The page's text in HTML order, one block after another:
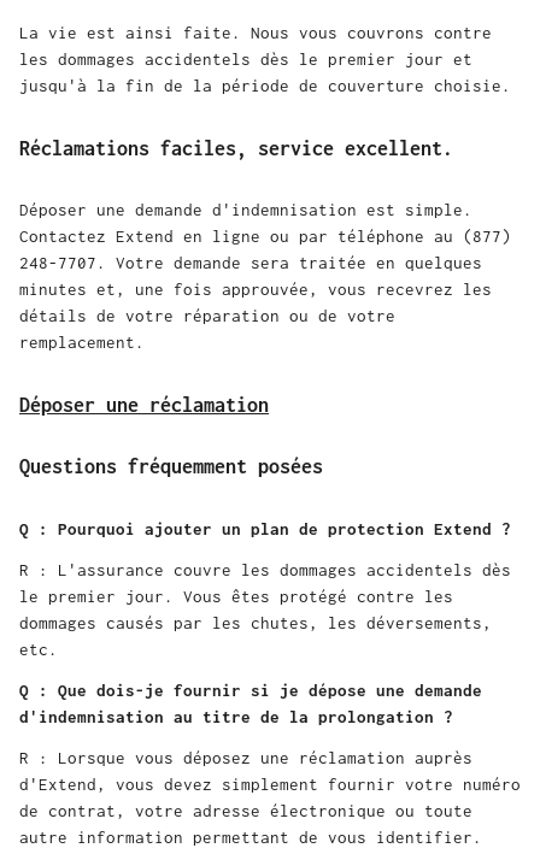
La vie est ainsi faite. Nous vous couvrons contre
les dommages accidentels dès le premier jour et
jusqu'à la fin de la période de couverture choisie.
Réclamations faciles, service excellent.
Déposer une demande d'indemnisation est simple.
Contactez Extend en ligne ou par téléphone au (877)
248-7707. Votre demande sera traitée en quelques
minutes et, une fois approuvée, vous recevrez les
détails de votre réparation ou de votre
remplacement.
Déposer une réclamation
Questions fréquemment posées
Q : Pourquoi ajouter un plan de protection Extend ?
R : L'assurance couvre les dommages accidentels dès
le premier jour. Vous êtes protégé contre les
dommages causés par les chutes, les déversements,
etc.
Q : Que dois-je fournir si je dépose une demande
d'indemnisation au titre de la prolongation ?
R : Lorsque vous déposez une réclamation auprès
d'Extend, vous devez simplement fournir votre numéro
de contrat, votre adresse électronique ou toute
autre information permettant de vous identifier.